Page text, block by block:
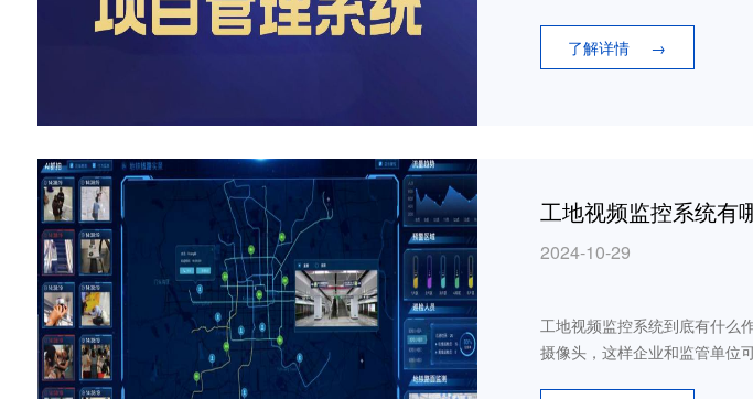
了解详情 →
工地视频监控系统有
2024-10-29
工地视频监控系统到底有什么
摄像头，这样企业和监管单位